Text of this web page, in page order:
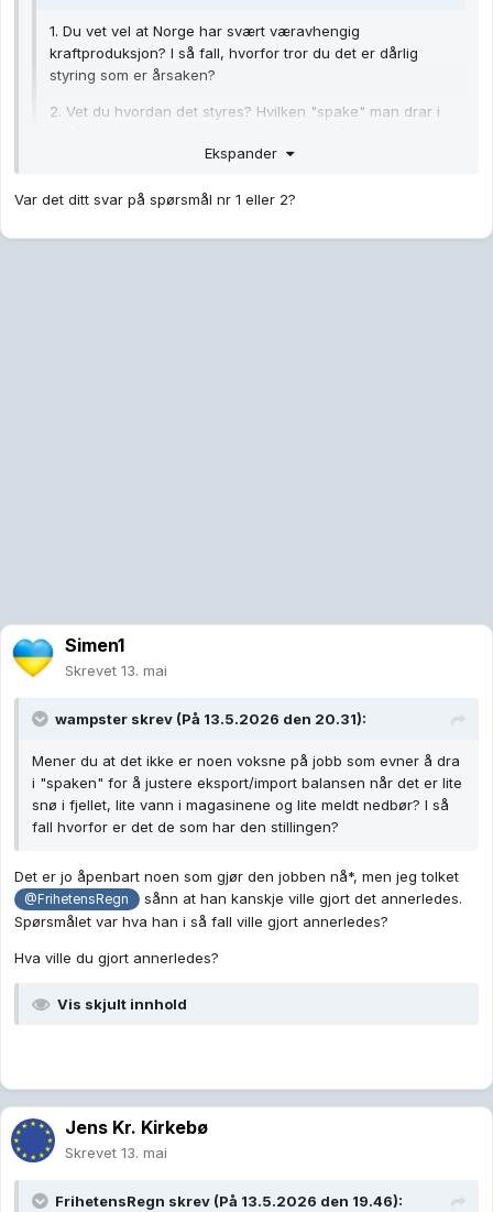
1. Du vet vel at Norge har svært væravhengig
kraftproduksjon? I så fall, hvorfor tror du det er dårlig
styring som er årsaken?
2. Vet du hvordan det styres? Hvilken "spake" man drar i
du gjort annerledes med denne "spaken"?
Det er veldig enkelt. Kapp av kablene mot utlandet. De burde
Ekspander
Var det ditt svar på spørsmål nr 1 eller 2?
Simen1
Skrevet 13. mai
wampster skrev (På 13.5.2026 den 20.31):
Mener du at det ikke er noen voksne på jobb som evner å dra
i "spaken" for å justere eksport/import balansen når det er lite
snø i fjellet, lite vann i magasinene og lite meldt nedbør? I så
fall hvorfor er det de som har den stillingen?
Det er jo åpenbart noen som gjør den jobben nå*, men jeg tolket
@FrihetensRegn
sånn at han kanskje ville gjort det annerledes.
Spørsmålet var hva han i så fall ville gjort annerledes?
Hva ville du gjort annerledes?
Vis skjult innhold
Jens Kr. Kirkebø
Skrevet 13. mai
FrihetensRegn skrev (På 13.5.2026 den 19.46):